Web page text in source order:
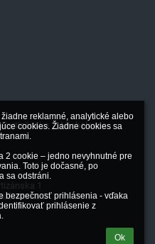
reklamné, analytické alebo
cookies. Žiadne cookies sa
2 cookie – jedno nevyhnutné pre
Toto je dočasné, po
sa odstráni.
bezpečnosť prihlásenia - vďaka
prihlásenie z
Ok
1, Michalovce
1
6